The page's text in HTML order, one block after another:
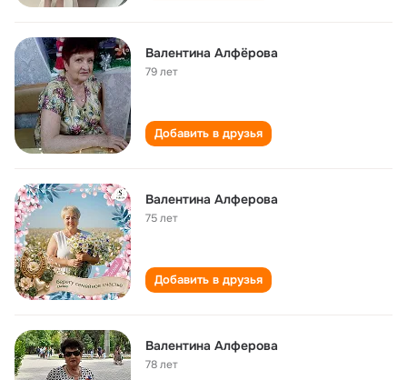
Валентина Алфёрова
79 лет
Добавить в друзья
Валентина Алферова
75 лет
Добавить в друзья
Валентина Алферова
78 лет